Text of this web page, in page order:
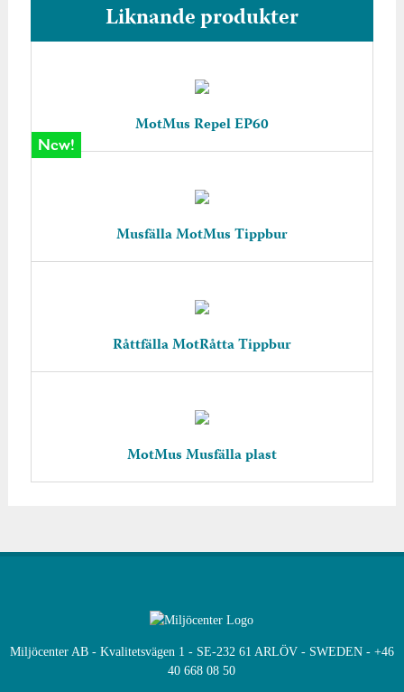
Liknande produkter
MotMus Repel EP60
New!
Musfälla MotMus Tippbur
Råttfälla MotRåtta Tippbur
MotMus Musfälla plast
Miljöcenter AB - Kvalitetsvägen 1 - SE-232 61 ARLÖV - SWEDEN - +46
40 668 08 50